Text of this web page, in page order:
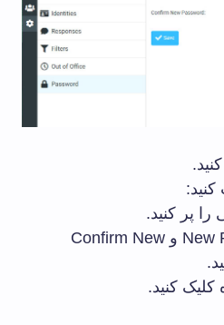
کنید:
را پر کنید.
فیلدهای New Password و Confirm New
کنید.